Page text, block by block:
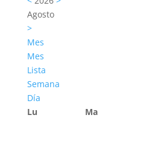
Agosto
>
Mes
Mes
Lista
Semana
Día
Lu
Ma